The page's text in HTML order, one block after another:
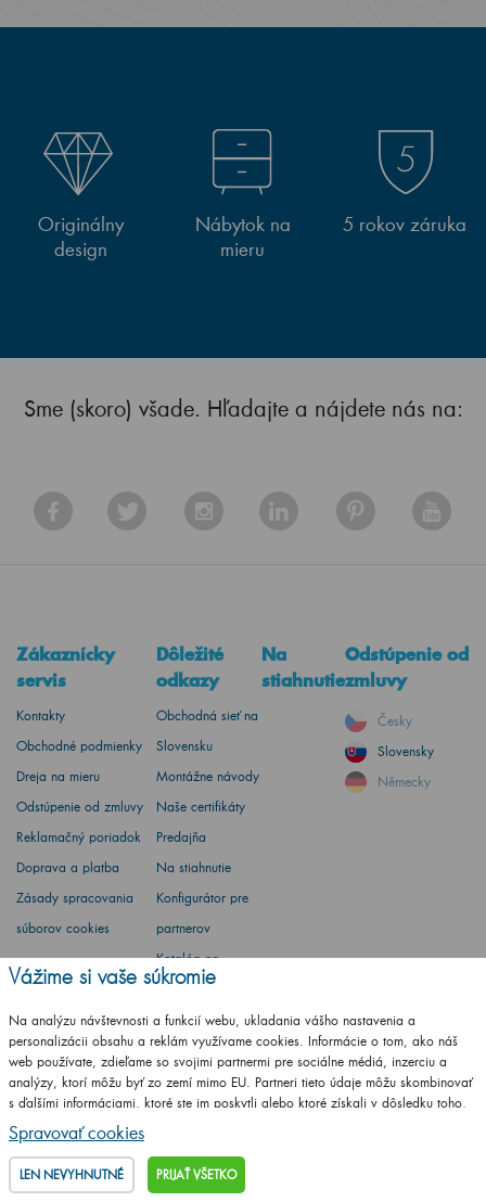
Originálny
design
Nábytok na
mieru
5 rokov záruka
Sme (skoro) všade. Hľadajte a nájdete nás na:
Zákaznícky
servis
Kontakty
Obchodné podmienky
Dreja na mieru
Odstúpenie od zmluvy
Reklamačný poriadok
Doprava a platba
Zásady spracovania
súborov cookies
Dôležité
odkazy
Obchodná sieť na
Slovensku
Montážne návody
Naše certifikáty
Predajňa
Na stiahnutie
Konfigurátor pre
partnerov
Katalóg na
stiahnutie
Vzorkovník RAL
Na
stiahnutie
Odstúpenie od
zmluvy
Česky
Slovensky
Německy
Barbora Stoklasová
Máte otázku? Opýtajte sa
Vážime si vaše súkromie
Na analýzu návštevnosti a funkcií webu, ukladania vášho nastavenia a
personalizácii obsahu a reklám využívame cookies. Informácie o tom, ako náš
web používate, zdieľame so svojimi partnermi pre sociálne médiá, inzerciu a
analýzy, ktorí môžu byť zo zemí mimo EU. Partneri tieto údaje môžu skombinovať
s ďalšími informáciami, ktoré ste im poskytli alebo ktoré získali v dôsledku toho,
že používate ich služby.
Spravovať cookies
LEN NEVYHNUTNÉ PRIJAŤ VŠETKO